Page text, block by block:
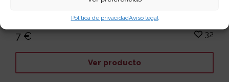
Política de privacidadAviso legal
esquina, y con ella viene la noche más especia...
7 € 32
Ver producto